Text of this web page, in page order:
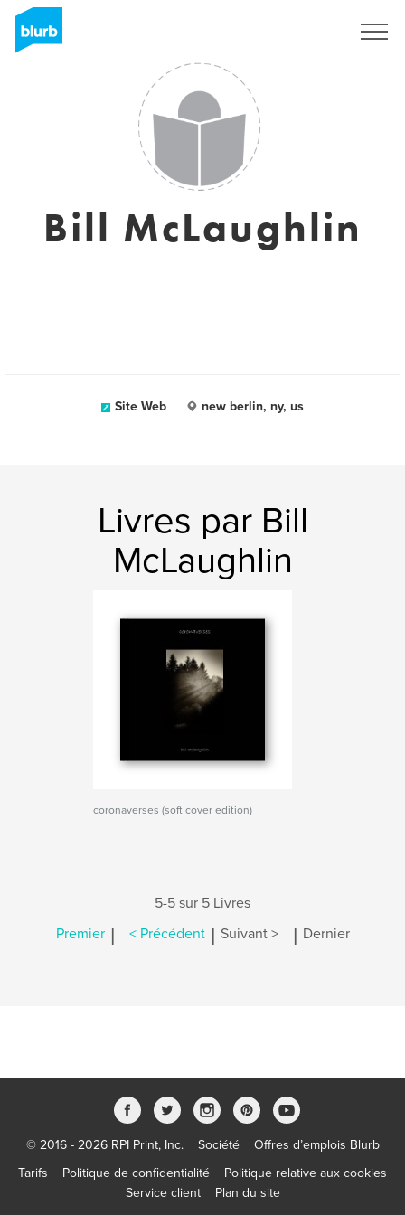
Bill McLaughlin
Site Web new berlin, ny, us
Livres par Bill
McLaughlin
coronaverses (soft cover edition)
5-5 sur 5 Livres
Premier | < Précédent | Suivant > | Dernier
© 2016 - 2026 RPI Print, Inc. Société
Offres d’emplois Blurb
Tarifs
Politique de confidentialité
Politique relative aux cookies
Service client
Plan du site